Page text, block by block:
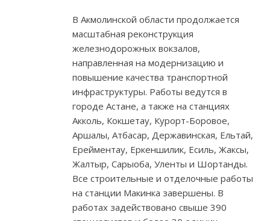
В Акмолинской области продолжается
масштабная реконструкция
железнодорожных вокзалов,
направленная на модернизацию и
повышение качества транспортной
инфраструктуры. Работы ведутся в
городе Астане, а также на станциях
Акколь, Кокшетау, Курорт-Боровое,
Аршалы, Атбасар, Державинская, Ельтай,
Ерейментау, Еркеншилик, Есиль, Жаксы,
Жалтыр, Сарыоба, Уленты и Шортанды.
Все строительные и отделочные работы
на станции Макинка завершены. В
работах задействовано свыше 390